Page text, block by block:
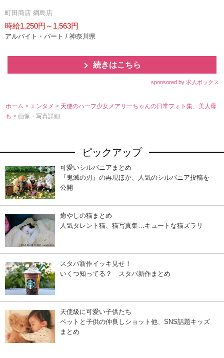
町田商店 綱島店
時給1,250円～1,563円
アルバイト・パート / 神奈川県
続きはこちら
sponsored by 求人ボックス
ホーム > エンタメ> 天使のハーフ少女メアリーちゃんの日常フォト集、美人母
も> 画像・写真詳細
ピックアップ
可愛いシルバニアまとめ
『鬼滅の刃』の再現ほか、人気のシルバニア投稿を
公開
癒やしの猫まとめ
人気タレント猫、猫写真集…キュートな猫ズラリ
スタバ新作イッキ見せ！
いくつ知ってる？ スタバ新作まとめ
天使級に可愛い子供たち
ペットと子供の仲良しショット他、SNS話題キッズ
まとめ